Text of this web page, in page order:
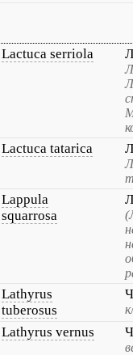
Lactuca serriola
Lactuca tatarica
Lappula
squarrosa
Lathyrus
tuberosus
Lathyrus vernus